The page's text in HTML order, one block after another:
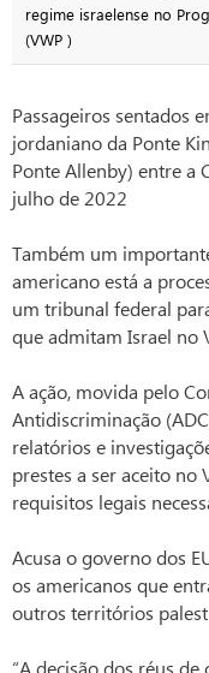
regime israelense no
(VWP )
Passageiros sentados
jordaniano da Ponte
Ponte Allenby) entre a
julho de 2022
Também um
americano está a
um tribunal federal
que admitam Israel no
A ação, movida pelo
Antidiscriminação
relatórios e
prestes a ser aceito no
requisitos legais
Acusa o governo dos
os americanos que
outros territórios